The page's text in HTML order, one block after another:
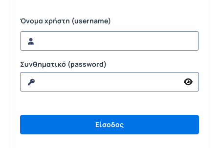
Όνομα χρήστη (username)
Συνθηματικό (password)